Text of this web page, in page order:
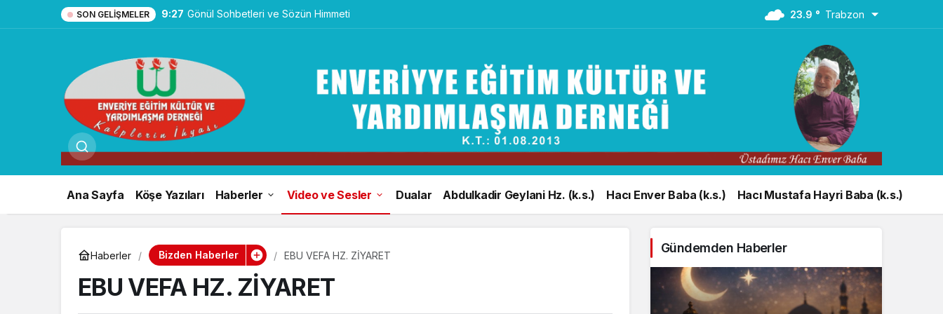
SON GELIŞMELER 9:27 Gönül Sohbetleri ve Sözün Himmeti 23.9 ° Trabzon
Ana Sayfa Köşe Yazıları Haberler Video ve Sesler Dualar Abdulkadir Geylani Hz. (k.s.) Hacı Enver Baba (k.s.) Hacı Mustafa Hayri Baba (k.s.)
Haberler Bizden Haberler EBU VEFA HZ. ZİYARET
EBU VEFA HZ. ZİYARET
Gündemden Haberler